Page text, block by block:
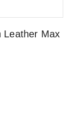
Leather Max